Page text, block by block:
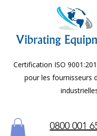
Certification ISO
pour les fournisseurs
0800 001